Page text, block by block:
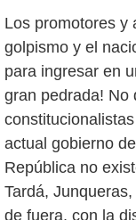
Los promotores y
golpismo y el
para ingresar en
gran pedrada! No
actual gobierno
República no
Tardá,
de fuera, con la